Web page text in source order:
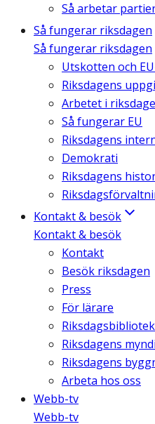
Så arbetar
Så fungerar riksdagen
Så fungerar riksdagen
Utskotten och
Riksdagens
Arbetet i
Så fungerar EU
Riksdagens
Demokrati
Riksdagens
Kontakt & besök
Kontakt & besök
Kontakt
Besök riksdagen
Press
För lärare
Riksdagens
Riksdagens
Arbeta hos oss
Webb-tv
Webb-tv